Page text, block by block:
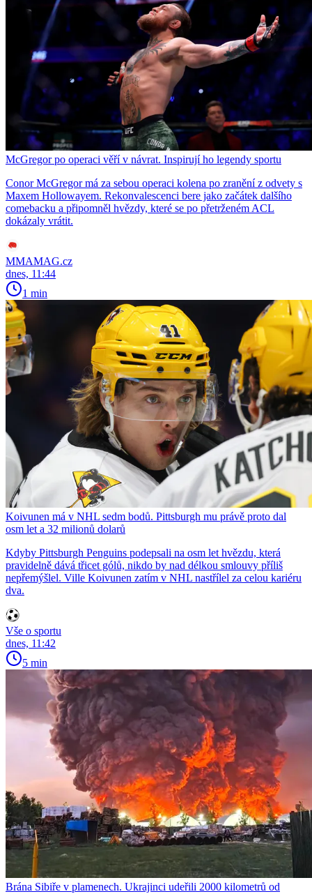
McGregor po operaci věří v návrat. Inspirují ho legendy sportu
Conor McGregor má za sebou operaci kolena po zranění z odvety s
Maxem Hollowayem. Rekonvalescenci bere jako začátek dalšího
comebacku a připomněl hvězdy, které se po přetrženém ACL
dokázaly vrátit.
MMAMAG.cz
dnes, 11:44
1 min
Koivunen má v NHL sedm bodů. Pittsburgh mu právě proto dal
osm let a 32 milionů dolarů
Kdyby Pittsburgh Penguins podepsali na osm let hvězdu, která
pravidelně dává třicet gólů, nikdo by nad délkou smlouvy příliš
nepřemýšlel. Ville Koivunen zatím v NHL nastřílel za celou kariéru
dva.
Vše o sportu
dnes, 11:42
5 min
Brána Sibiře v plamenech. Ukrajinci udeřili 2000 kilometrů od